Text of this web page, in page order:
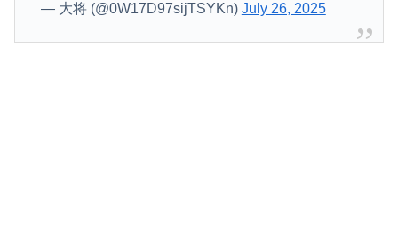
— 大将 (@0W17D97sijTSYKn) July 26, 2025